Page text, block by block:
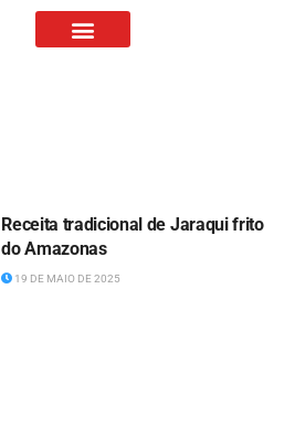
Receita tradicional de Jaraqui frito
do Amazonas
19 DE MAIO DE 2025